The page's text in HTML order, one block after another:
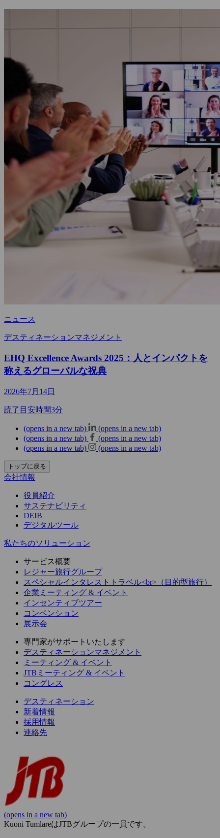
ニュース
デスティネーションマネジメント
EHQ Excellence Awards 2025：人とインパクトを
称えるグローバルな祝典
2026年7月14日
読了目安時間3分
(opens in a new tab)
(opens in a new tab)
(opens in a new tab)
(opens in a new tab)
(opens in a new tab)
(opens in a new tab)
トップに戻る
会社情報
役員紹介
サステナビリティ
DEIB
デジタルツール
私たちのソリューション
サービス概要
レジャー旅行グループ
スペシャルインタレストトラベル<br>（目的型旅行）
企業ミーティング & イベント
インセンティブツアー
コンベンション
展示会
専門家がサポートいたします
デスティネーションマネジメント
ミーティング & イベント
JTBミーティング & イベント
コングレス
デスティネーション
新着情報
採用情報
連絡先
(opens in a new tab)
Kuoni TumlareはJTBグループの一員です。